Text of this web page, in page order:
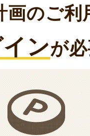
画のご利
ンが